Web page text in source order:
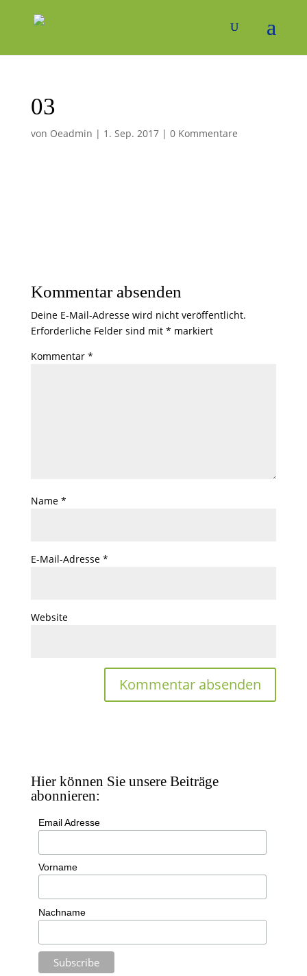
03
von Oeadmin | 1. Sep. 2017| 0 Kommentare
Kommentar absenden
Deine E-Mail-Adresse wird nicht veröffentlicht.
Erforderliche Felder sind mit * markiert
Kommentar *
Name *
E-Mail-Adresse *
Website
Hier können Sie unsere Beiträge
abonnieren:
Email Adresse
Vorname
Nachname